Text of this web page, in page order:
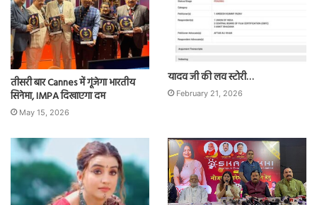
तीसरी बार Cannes में गूंजेगा भारतीय
सिनेमा, IMPA दिखाएगा दम
May 15, 2026
यादव जी की लव स्टोरी…
February 21, 2026